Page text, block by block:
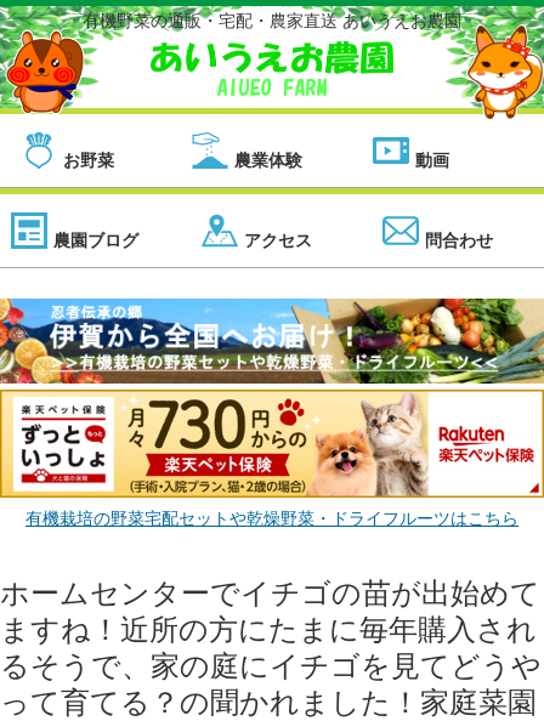
有機野菜の通販・宅配・農家直送 あいうえお農園
お野菜 農業体験 動画
農園ブログ アクセス 問合わせ
有機栽培の野菜宅配セットや乾燥野菜・ドライフルーツはこちら
ホームセンターでイチゴの苗が出始めて
ますね！近所の方にたまに毎年購入され
るそうで、家の庭にイチゴを見てどうや
って育てる？の聞かれました！家庭菜園